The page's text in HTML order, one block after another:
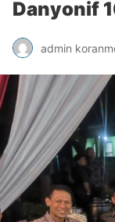
Danyonif
admin